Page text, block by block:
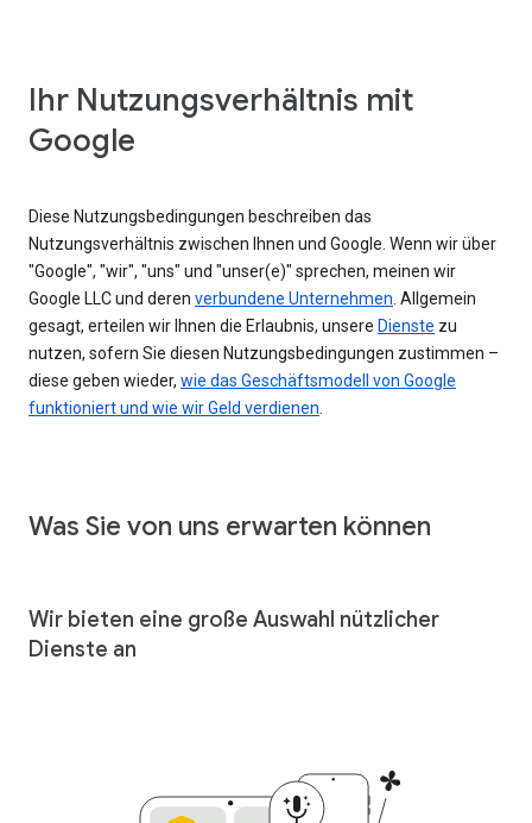
Ihr Nutzungsverhältnis mit
Google
Diese Nutzungsbedingungen beschreiben das
Nutzungsverhältnis zwischen Ihnen und Google. Wenn wir über
"Google", "wir", "uns" und "unser(e)" sprechen, meinen wir
Google LLC und deren verbundene Unternehmen . Allgemein
gesagt, erteilen wir Ihnen die Erlaubnis, unsere Dienste zu
nutzen, sofern Sie diesen Nutzungsbedingungen zustimmen –
diese geben wieder, wie das Geschäftsmodell von Google
funktioniert und wie wir Geld verdienen
Was Sie von uns erwarten können
Wir bieten eine große Auswahl nützlicher
Dienste an